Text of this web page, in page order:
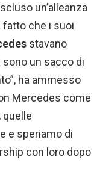
un’alleanza
fatto che i suoi
stavano
un sacco di
ha ammesso
Mercedes come
quelle
e speriamo di
con loro dopo